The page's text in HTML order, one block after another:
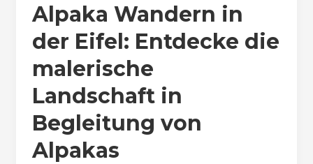
Alpaka Wandern in
der Eifel: Entdecke die
malerische
Landschaft in
Begleitung von
Alpakas